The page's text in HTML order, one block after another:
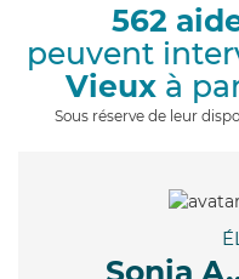
562
peuvent
Vieuxà
Sous réserve de leur